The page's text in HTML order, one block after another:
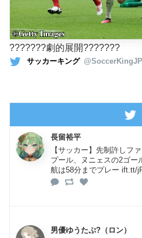
???????劇的展開???????
サッカーキング @SoccerKingJP
長留裕平
【サッカー】先制許しフ
プール、ヌニェスの2ゴー
航は58分までプレー ift.tt/
男優ゆうたぷ?（ロン）